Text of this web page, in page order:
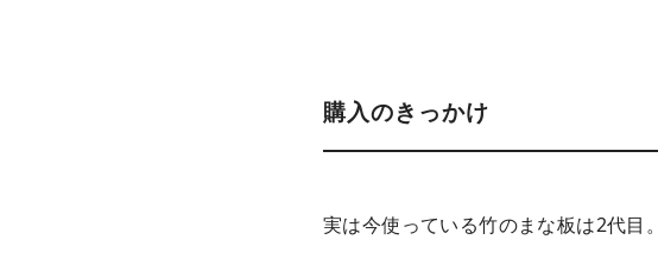
購入のきっかけ
実は今使っている竹のまな板は2代目。